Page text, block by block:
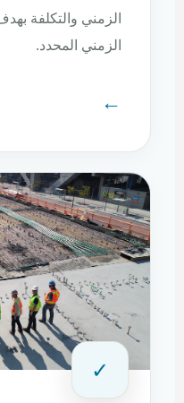
الزمني والتكلفة بهدف
الزمني المحدد.
←
✓